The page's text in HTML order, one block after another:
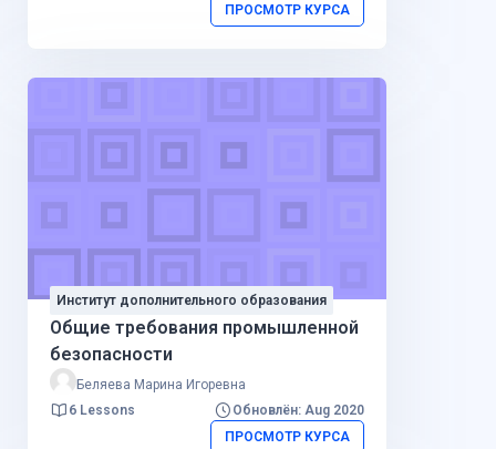
ПРОСМОТР КУРСА
Институт дополнительного образования
Общие требования промышленной
безопасности
Беляева Марина Игоревна
6 Lessons
Обновлён: Aug 2020
ПРОСМОТР КУРСА